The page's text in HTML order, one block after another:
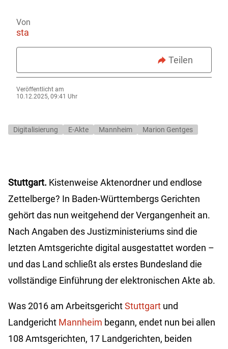
Von
sta
Teilen
Veröffentlicht am
10.12.2025, 09:41 Uhr
Digitalisierung E-Akte Mannheim Marion Gentges
Stuttgart. Kistenweise Aktenordner und endlose
Zettelberge? In Baden-Württembergs Gerichten
gehört das nun weitgehend der Vergangenheit an.
Nach Angaben des Justizministeriums sind die
letzten Amtsgerichte digital ausgestattet worden –
und das Land schließt als erstes Bundesland die
vollständige Einführung der elektronischen Akte ab.
Was 2016 am ArbeitsgerichtStuttgart und
Landgericht Mannheim begann, endet nun bei allen
108 Amtsgerichten, 17 Landgerichten, beiden